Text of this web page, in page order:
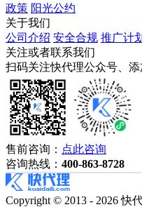
政策 阳光公约
关于我们
公司介绍 安全合规 推广计划
关注或者联系我们
扫码关注快代理公众号、
售前咨询： 点此咨询
咨询热线： 400-863-8728
Copyright © 2013 - 2026 快